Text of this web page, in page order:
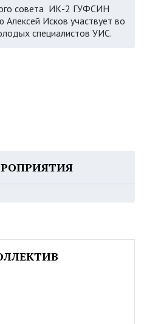
совета ИК-2 ГУФСИН
Исков участвует во
специалистов УИС.